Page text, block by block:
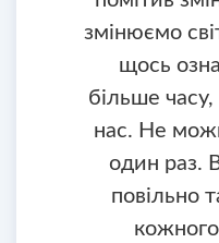
змінюємо
щось
більше часу,
нас. Не
один раз.
повільно